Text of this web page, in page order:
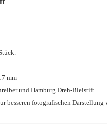
mm
und Hamburg Dreh-Bleistift.
besseren fotografischen